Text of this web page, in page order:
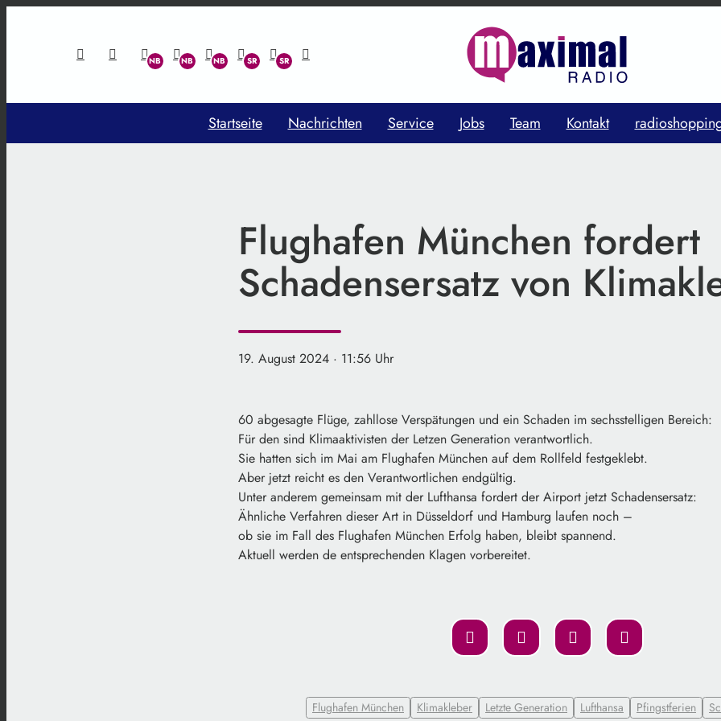
Startseite Nachrichten Service Jobs Team Kontakt
Flughafen München fordert
Schadensersatz von
19. August 2024 · 11:56 Uhr
60 abgesagte Flüge, zahllose Verspätungen und ein Schaden im sechsstelligen Bereich:
Für den sind Klimaaktivisten der Letzen Generation verantwortlich.
Sie hatten sich im Mai am Flughafen München auf dem Rollfeld festgeklebt.
Aber jetzt reicht es den Verantwortlichen endgültig.
Unter anderem gemeinsam mit der Lufthansa fordert der Airport jetzt Schadensersatz:
Ähnliche Verfahren dieser Art in Düsseldorf und Hamburg laufen noch –
ob sie im Fall des Flughafen München Erfolg haben, bleibt spannend.
Aktuell werden de entsprechenden Klagen vorbereitet.
Flughafen München Klimakleber Letzte Generation Lufthansa Pfingstferien